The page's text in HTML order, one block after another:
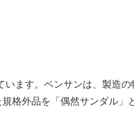
ます。ベンサンは、製造の
格外品を「偶然サンダル」